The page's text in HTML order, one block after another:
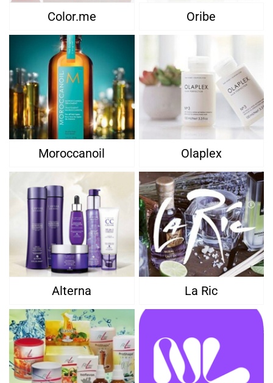
Color.me Oribe
Moroccanoil Olaplex
Alterna La Ric